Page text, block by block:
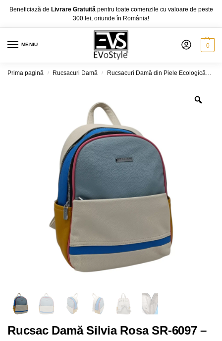
Beneficiază de Livrare Gratuită pentru toate comenzile cu valoare de peste
300 lei, oriunde în România!
MENIU 0
Prima pagină / Rucsacuri Damă / Rucsacuri Damă din Piele Ecologică
Rucsac Damă Silvia Rosa SR-6097 –